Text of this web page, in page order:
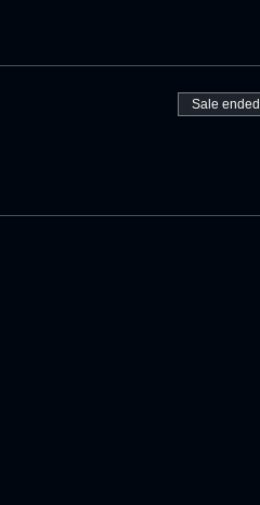
Sale ended